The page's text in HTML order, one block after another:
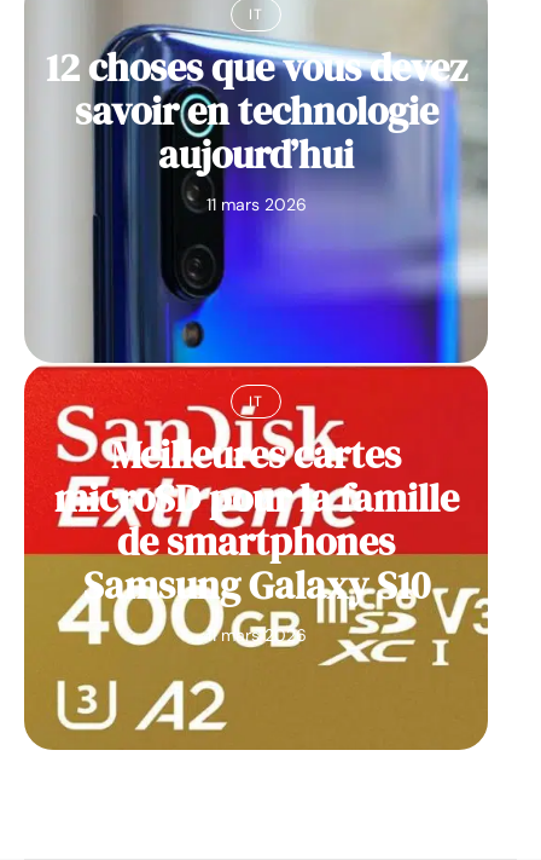
IT
12 choses que vous devez
savoir en technologie
aujourd’hui
11 mars 2026
IT
Meilleures cartes
microSD pour la famille
de smartphones
Samsung Galaxy S10
11 mars 2026